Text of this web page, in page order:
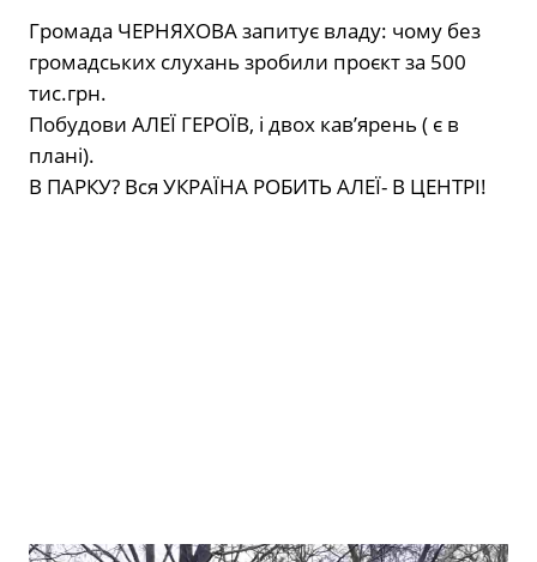
Громада ЧЕРНЯХОВА запитує владу: чому без
громадських слухань зробили проєкт за 500
тис.грн.
Побудови АЛЕЇ ГЕРОЇВ, і двох кав’ярень ( є в
плані).
В ПАРКУ? Вся УКРАЇНА РОБИТЬ АЛЕЇ- В ЦЕНТРІ!